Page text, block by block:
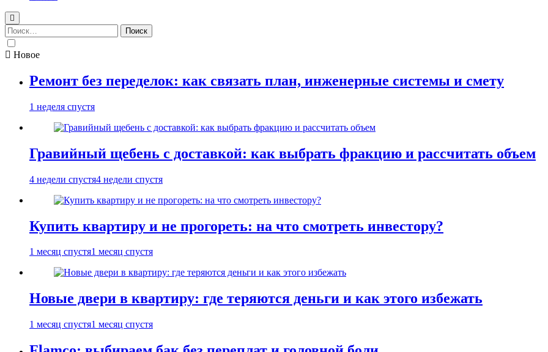
Найти:
Новое
Ремонт без переделок: как связать план, инженерные системы и смету
1 неделя спустя
Гравийный щебень с доставкой: как выбрать фракцию и рассчитать объем
4 недели спустя4 недели спустя
Купить квартиру и не прогореть: на что смотреть инвестору?
1 месяц спустя1 месяц спустя
Новые двери в квартиру: где теряются деньги и как этого избежать
1 месяц спустя1 месяц спустя